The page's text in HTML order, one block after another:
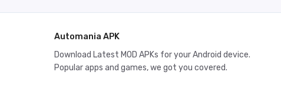
Automania APK
Download Latest MOD APKs for your Android device.
Popular apps and games, we got you covered.